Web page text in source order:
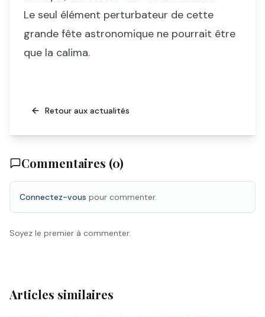
Le seul élément perturbateur de cette
grande fête astronomique ne pourrait être
que la calima.
Retour aux actualités
Commentaires (0)
Connectez-vous pour commenter.
Soyez le premier à commenter.
Articles similaires